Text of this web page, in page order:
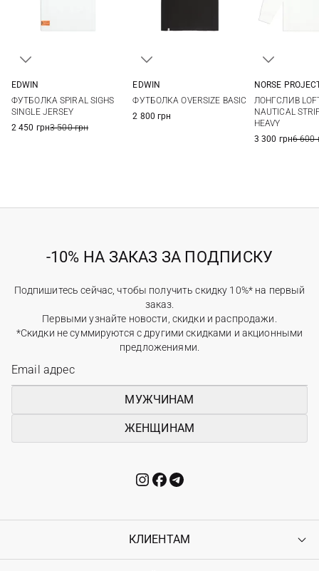
XXL
EDWIN
ФУТБОЛКА SPIRAL SIGHS
SINGLE JERSEY
2 450 грн3 500 грн
EDWIN
ФУТБОЛКА OVERSIZE BASIC
2 800 грн
NORSE
ЛОНГСЛИВ
NAUTICAL
HEAVY
3 300 грн6 600
-10% НА ЗАКАЗ ЗА ПОДПИСКУ
Подпишитесь сейчас, чтобы получить скидку 10%* на первый
заказ.
Первыми узнайте новости, скидки и распродажи.
*Скидки не суммируются с другими скидками и акционными
предложениями.
МУЖЧИНАМ
ЖЕНЩИНАМ
КЛИЕНТАМ